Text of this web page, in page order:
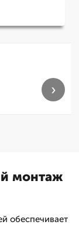
›
монтаж
обеспечивает